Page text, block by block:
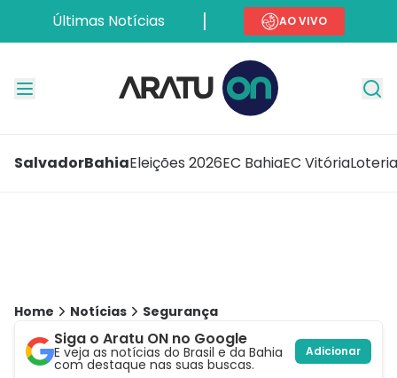
Últimas Notícias AO VIVO
SalvadorBahiaEleições 2026EC BahiaEC Vitória
Home Notícias Segurança
Siga o Aratu ON no Google
E veja as notícias do Brasil e da Bahia
com destaque nas suas buscas.
Adicionar